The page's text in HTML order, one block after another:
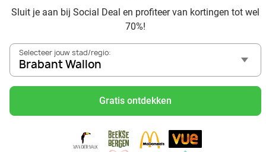
Sluit je aan bij Social Deal en profiteer van kortingen tot wel
70%!
Selecteer jouw stad/regio:
Brabant Wallon
Gratis ontdekken
Voordelig genieten in Brabant Wallon: haal deal-inspiratie
Mangez des sushis à Brabant Wallon
Mangez à volonté à Brabant Wallon
Center Parcs Les Ardennes